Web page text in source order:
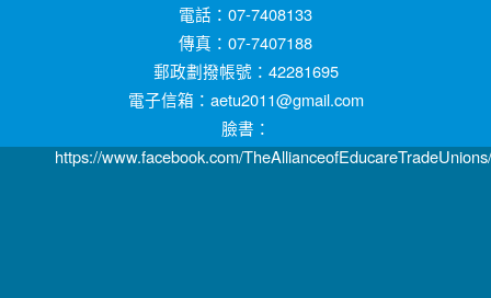
電話：07-7408133
傳真：07-7407188
郵政劃撥帳號：42281695
電子信箱：aetu2011@gmail.com
臉書：
https://www.facebook.com/TheAllianceofEducareTradeUnions/